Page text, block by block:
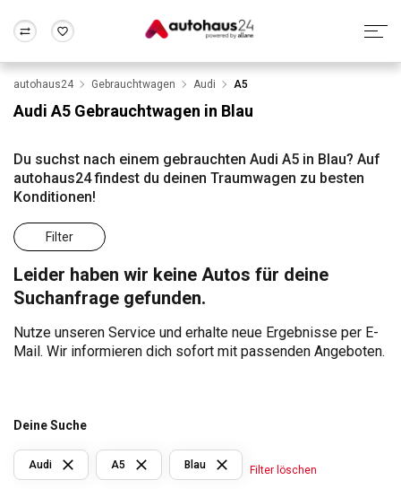
Wir bewerten dein Auto
Alle Fragen & Antworten
Rund um die Inzahlungnahme
Frankfurt Wuppertal
autohaus24 Gebrauchtwagen Audi A5
Audi A5 Gebrauchtwagen in Blau
Du suchst nach einem gebrauchten Audi A5 in Blau? Auf
autohaus24 findest du deinen Traumwagen zu besten
Konditionen!
Filter
Leider haben wir keine Autos für deine
Suchanfrage gefunden.
Nutze unseren Service und erhalte neue Ergebnisse per E-
Mail. Wir informieren dich sofort mit passenden Angeboten.
Deine Suche
Audi A5 Blau Filter löschen